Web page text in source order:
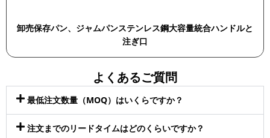
卸売保存パン、ジャムパンステンレス鋼大容量統合ハンドルと
注ぎ口
よくあるご質問
最低注文数量（MOQ）はいくらですか？
注文までのリードタイムはどのくらいですか？